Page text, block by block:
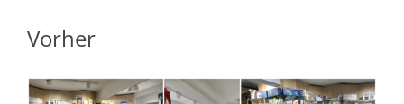
Vorher